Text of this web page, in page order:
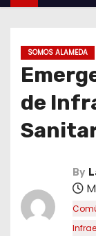
SOMOS ALAMEDA
de
By